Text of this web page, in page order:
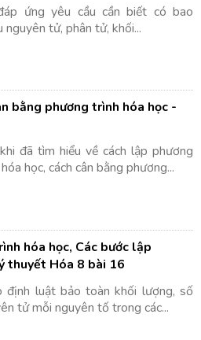
ứng yêu cầu cần biết có bao
nguyên tử, phân tử, khối...
bằng phương trình hóa học -
đã tìm hiểu về cách lập phương
học, cách cân bằng phương...
hóa học, Các bước lập
thuyết Hóa 8 bài 16
định luật bảo toàn khối lượng, số
tử mỗi nguyên tố trong các...